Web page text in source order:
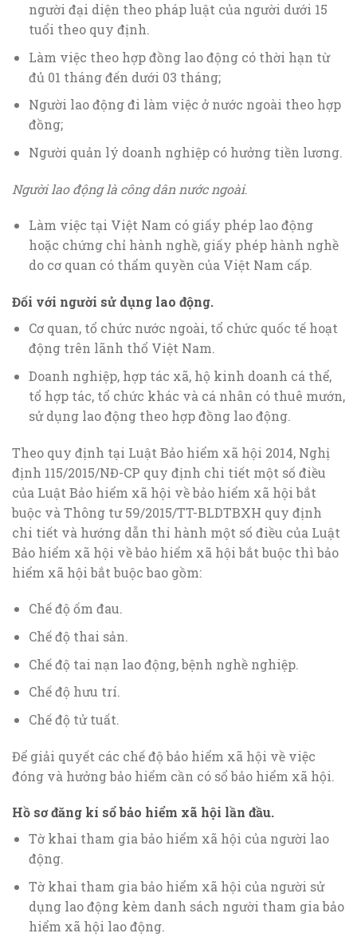
người đại diện theo pháp luật của người dưới 15
tuổi theo quy định.
Làm việc theo hợp đồng lao động có thời hạn từ
đủ 01 tháng đến dưới 03 tháng;
Người lao động đi làm việc ở nước ngoài theo hợp
đồng;
Người quản lý doanh nghiệp có hưởng tiền lương.
Người lao động là công dân nước ngoài.
Làm việc tại Việt Nam có giấy phép lao động
hoặc chứng chỉ hành nghề, giấy phép hành nghề
do cơ quan có thẩm quyền của Việt Nam cấp.
Đối với người sử dụng lao động.
Cơ quan, tổ chức nước ngoài, tổ chức quốc tế hoạt
động trên lãnh thổ Việt Nam.
Doanh nghiệp, hợp tác xã, hộ kinh doanh cá thể,
tổ hợp tác, tổ chức khác và cá nhân có thuê mướn,
sử dụng lao động theo hợp đồng lao động.
Theo quy định tại Luật Bảo hiểm xã hội 2014, Nghị
định 115/2015/NĐ-CP quy định chi tiết một số điều
của Luật Bảo hiểm xã hội về bảo hiểm xã hội bắt
buộc và Thông tư 59/2015/TT-BLDTBXH quy định
chi tiết và hướng dẫn thi hành một số điều của Luật
Bảo hiểm xã hội về bảo hiểm xã hội bắt buộc thì bảo
hiểm xã hội bắt buộc bao gồm:
Chế độ ốm đau.
Chế độ thai sản.
Chế độ tai nạn lao động, bệnh nghề nghiệp.
Chế độ hưu trí.
Chế độ tử tuất.
Để giải quyết các chế độ bảo hiểm xã hội về việc
đóng và hưởng bảo hiểm cần có sổ bảo hiểm xã hội.
Hồ sơ đăng kí sổ bảo hiểm xã hội lần đầu.
Tờ khai tham gia bảo hiểm xã hội của người lao
động.
Tờ khai tham gia bảo hiểm xã hội của người sử
dụng lao động kèm danh sách người tham gia bảo
hiểm xã hội lao động.